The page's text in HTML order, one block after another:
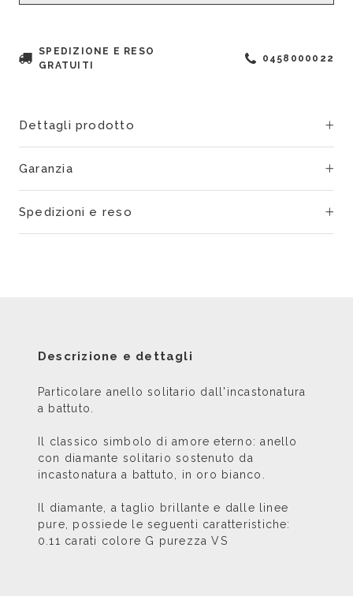
SPEDIZIONE E RESO
GRATUITI
0458000022
Dettagli prodotto
Garanzia
Spedizioni e reso
Descrizione e dettagli
Particolare anello solitario dall'incastonatura
a battuto.
Il classico simbolo di amore eterno: anello
con diamante solitario sostenuto da
incastonatura a battuto, in oro bianco.
Il diamante, a taglio brillante e dalle linee
pure, possiede le seguenti caratteristiche:
0.11 carati colore G purezza VS